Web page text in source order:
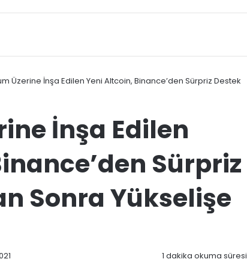
Üzerine İnşa Edilen Yeni Altcoin, Binance’den Sürpriz Destek
İnşa Edilen
Sürpriz
Sonra Yükselişe
1 dakika okuma süresi